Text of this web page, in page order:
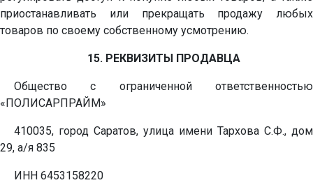
приостанавливать или прекращать продажу любых
товаров по своему собственному усмотрению.
15. РЕКВИЗИТЫ ПРОДАВЦА
Общество с ограниченной ответственностью
«ПОЛИСАРПРАЙМ»
410035, город Саратов, улица имени Тархова С.Ф., дом
29, а/я 835
ИНН 6453158220